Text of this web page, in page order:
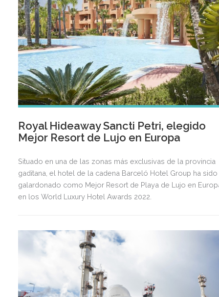
Royal Hideaway Sancti Petri, elegido
Mejor Resort de Lujo en Europa
Situado en una de las zonas más exclusivas de la provincia
gaditana, el hotel de la cadena Barceló Hotel Group ha sido
galardonado como Mejor Resort de Playa de Lujo en
en los World Luxury Hotel Awards 2022.